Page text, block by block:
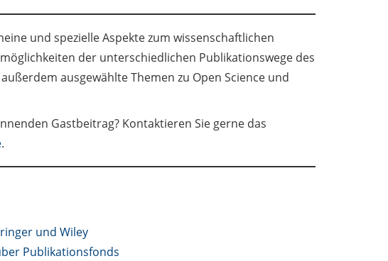
und spezielle Aspekte zum wissenschaftlichen
der unterschiedlichen Publikationswege des
ausgewählte Themen zu Open Science und
Gastbeitrag? Kontaktieren Sie gerne das
.
und Wiley
Publikationsfonds